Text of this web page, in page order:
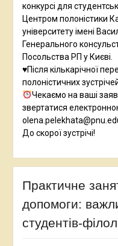
конкурсі для
Центром полоністики
університету імені
Генерального
Посольства РП у Києві.
♥️Після кількарічної
полоністичних
Чекаємо на ваші
звертатися
До скорої зустрічі!
Практичне
допомоги:
студентів-